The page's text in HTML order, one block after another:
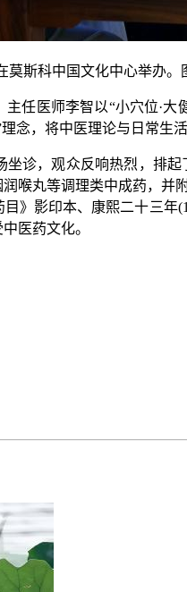
斯科中国文化中心举办。
医师李智以“小穴位·大
念，将中医理论与日常生
，观众反响热烈，排起
喉丸等调理类中成药，
》影印本、康熙二十三
医药文化。